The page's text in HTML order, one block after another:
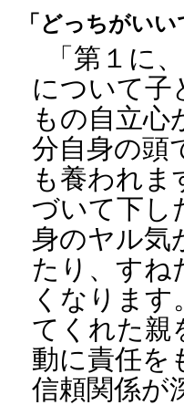
「どっちがい
「第１に
について子
もの自立心
分自身の頭
も養われま
づいて下し
身のヤル気
たり、すね
くなりま
てくれた親
動に責任を
信頼関係が